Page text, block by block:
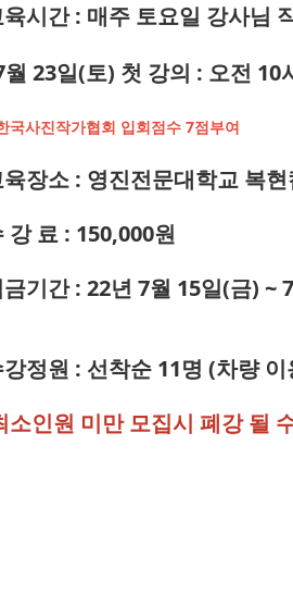
시간 : 매주 토요일 강사님
23일(토) 첫 강의 : 오전 10
국사진작가협회 입회점수 7점부여
장소 : 영진전문대학교 복
강 료 : 150,000원
기간 : 22년 7월 15일(금) ~
정원 : 선착순 11명 (차량
인원 미만 모집시 폐강 될